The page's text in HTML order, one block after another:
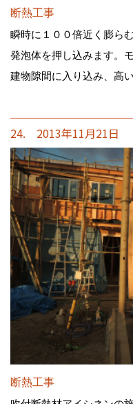
断熱工事
瞬時に１００倍近く膨ら
発泡体を押し込みます。
建物隙間に入り込み、高
24. 2013年11月21日
断熱工事